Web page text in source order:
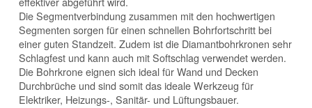
Die Segmentverbindung zusammen mit den hochwertigen
Segmenten sorgen für einen schnellen Bohrfortschritt bei
einer guten Standzeit. Zudem ist die Diamantbohrkronen sehr
Schlagfest und kann auch mit Softschlag verwendet werden.
Die Bohrkrone eignen sich ideal für Wand und Decken
Durchbrüche und sind somit das ideale Werkzeug für
Elektriker, Heizungs-, Sanitär- und Lüftungsbauer.